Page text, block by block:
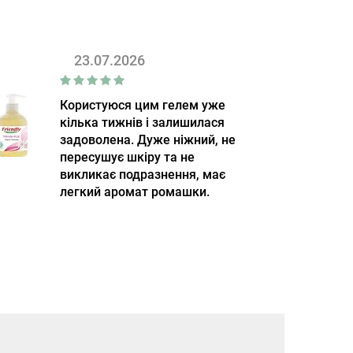
23.07.2026
Користуюся цим гелем уже
кілька тижнів і залишилася
задоволена. Дуже ніжний, не
пересушує шкіру та не
викликає подразнення, має
легкий аромат ромашки.